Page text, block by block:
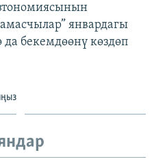
январдагы
бекемдөөнү көздөп